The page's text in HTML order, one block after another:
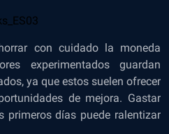
con cuidado la moneda
experimentados guardan
ya que estos suelen ofrecer
de mejora. Gastar
primeros días puede ralentizar